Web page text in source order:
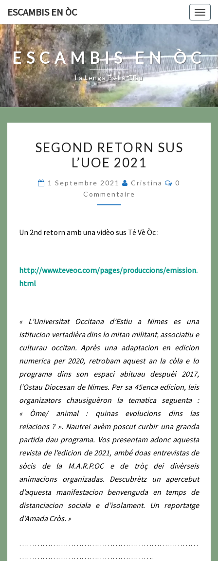
content
ESCAMBIS EN ÒC
ESCAMBIS EN ÒC
La Lenga Es La Clau
RETORN
SUS
2021
SEGOND RETORN SUS
L’UOE 2021
1 Septembre 2021 Cristina
0
Commentaire
Un 2nd retorn amb una vidèo sus Té Vè Òc :
http://www.teveoc.com/pages/produccions/emission.
html
« L’Universitat Occitana d’Estiu a Nimes es una
istitucion vertadièra dins lo mitan militant, associatiu e
culturau occitan. Après una adaptacion en edicion
numerica per 2020, retrobam aquest an la còla e lo
programa dins son espaci abituau despuèi 2017,
l’Ostau Diocesan de Nimes. Per sa 45enca edicion, leis
organizators chausiguèron la tematica seguenta :
« Òme/ animal : quinas evolucions dins las
relacions ? ». Nautrei avèm poscut curbir una granda
partida dau programa. Vos presentam adonc aquesta
revista de l’edicion de 2021, ambé doas entrevistas de
sòcis de la M.A.R.P.OC e de tròç dei divèrseis
animacions organizadas. Descubrètz un apercebut
d’aquesta manifestacion benvenguda en temps de
distanciacion sociala e d’isolament. Un reportatge
d’Amada Cròs. »
……………………………………………………………
…………………………………………….